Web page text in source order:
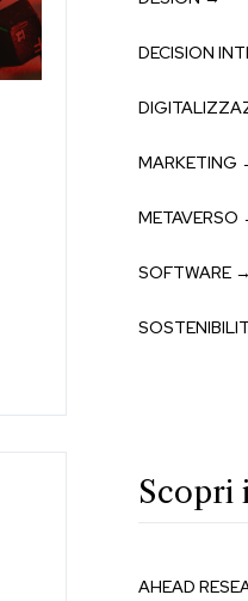
DECISION
MARKETING
METAVERSO
SOFTWARE →
Scopri
AHEAD